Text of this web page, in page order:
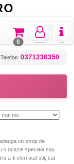
Toggle
Toggle
navigation
Toggle
navigation
0
Telefon: 0371236350
un strop de
o ocazie speciala sau
a-ti oferi atat stil, cat